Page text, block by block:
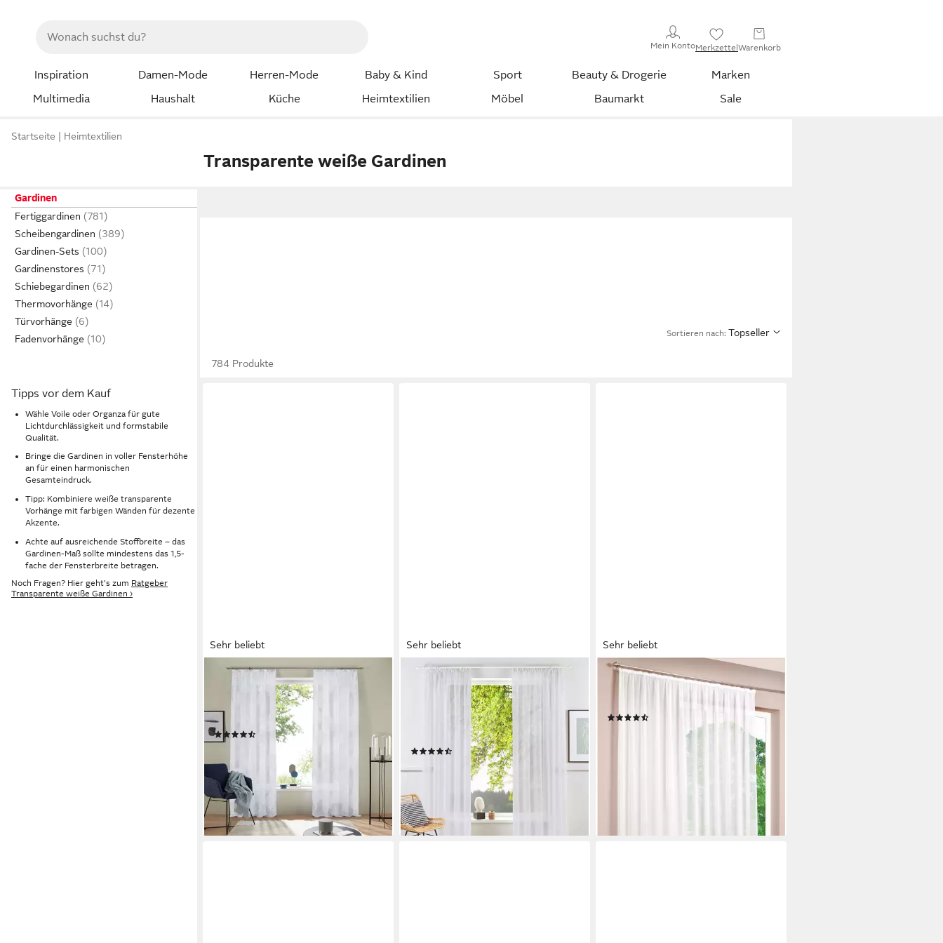
Mein KontoMerkzettelWarenkorb
Inspiration Damen-Mode Herren-Mode Baby & Kind Sport Beauty & Drogerie
Marken
Multimedia
Haushalt Küche Heimtextilien Möbel Baumarkt Sale
Startseite Heimtextilien
Transparente weiße Gardinen
Gardinen
Fertiggardinen
Scheibengardinen
Gardinen-Sets
Gardinenstores
Schiebegardinen
Thermovorhänge
Türvorhänge
Fadenvorhänge
Tipps vor dem Kauf
Wähle Voile oder Organza für gute
Lichtdurchlässigkeit und formstabile
Qualität.
Bringe die Gardinen in voller Fensterhöhe
an für einen harmonischen
Gesamteindruck.
Tipp: Kombiniere weiße transparente
Vorhänge mit farbigen Wänden für dezente
Akzente.
Achte auf ausreichende Stoffbreite – das
Gardinen-Maß sollte mindestens das 1,5-
fache der Fensterbreite betragen.
Noch Fragen? Hier geht's zum Ratgeber
Transparente weiße Gardinen ›
Sortieren nach: Topseller
784 Produkte
Sehr beliebt
OTTO HOME
Gardine Belem (2 St), Kräuselband,
transparent, Voile, 1 bzw. 2 Schals,
Vorhang, Fertiggardine, Kreise
(1078)
-59%
lieferbar - in 1-2 Werktagen bei dir
Sehr beliebt
OTTO HOME
Gardine XANA (1 St), Kräuselband,
transparent, Voile, Bestseller,
einfarbig, 1 bzw. 2 Schals,
pflegeleicht, Beststeller!
(1638)
UVP11,99 €
lieferbar - in 1-2 Werktagen bei dir
+8
Sehr beliebt
DECOHOME24
Gardine Voile Weiß (1 St),
lieferbar - in 4-5 Werktagen bei dir